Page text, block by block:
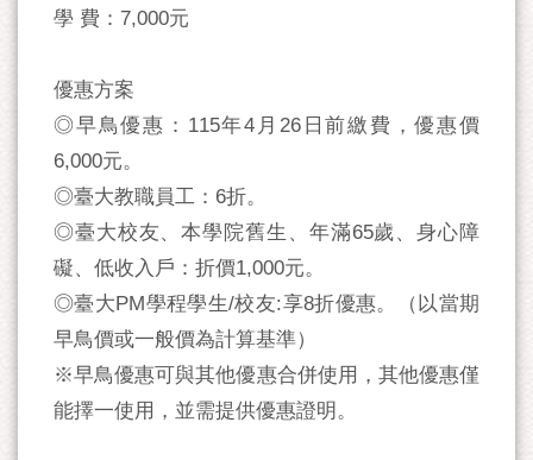
學 費：7,000元
優惠方案
◎早鳥優惠：115年4月26日前繳費，優惠價
6,000元。
◎臺大教職員工：6折。
◎臺大校友、本學院舊生、年滿65歲、身心障
礙、低收入戶：折價1,000元。
◎臺大PM學程學生/校友:享8折優惠。（以當期
早鳥價或一般價為計算基準）
※早鳥優惠可與其他優惠合併使用，其他優惠僅
能擇一使用，並需提供優惠證明。